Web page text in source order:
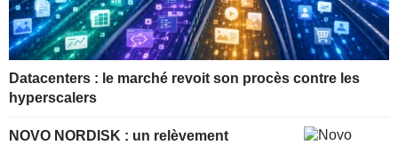
Datacenters : le marché revoit son procès contre les
hyperscalers
NOVO NORDISK : un relèvement